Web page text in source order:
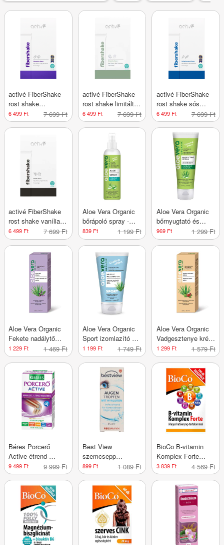
activé FiberShake
rost shake
csokoládé ízű - 7
db
6 499 Ft 7 699 Ft
activé FiberShake
rost shake limitált
ízben - 7 db
6 499 Ft 7 699 Ft
activé FiberShake
rost shake sós
karamell ízű - 7 db
6 499 Ft 7 699 Ft
activé FiberShake
rost shake vanília
ízű - 7 db
6 499 Ft 7 699 Ft
Aloe Vera Organic
bőrápoló spray -
100 ml
839 Ft 1 199 Ft
Aloe Vera Organic
bőrnyugtató és
regeneráló
védőkrém - 100 ml
969 Ft 1 299 Ft
Aloe Vera Organic
Fekete nadálytő
krém - 100 ml
1 229 Ft 1 469 Ft
Aloe Vera Organic
Sport izomlazító gél
- 125 ml
1 199 Ft 1 749 Ft
Aloe Vera Organic
Vadgesztenye krém
- 100 ml
1 299 Ft 1 579 Ft
Béres Porcerő
Active étrend-
kiegészítő
filmtabletta C-
vitaminnal - 90 db
9 499 Ft 9 999 Ft
Best View
szemcsepp
hialuronnal - 15 ml
899 Ft 1 089 Ft
BioCo B-vitamin
Komplex Forte
étrend-kiegészítő
tabletta - 100 db
3 839 Ft 4 569 Ft